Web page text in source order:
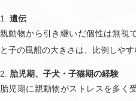
遺伝
親動物から引き継いだ個性は無視
と子の風船の大きさは、比例しやす
胎児期、子犬・子猫期の経験
胎児期に親動物がストレスを多く